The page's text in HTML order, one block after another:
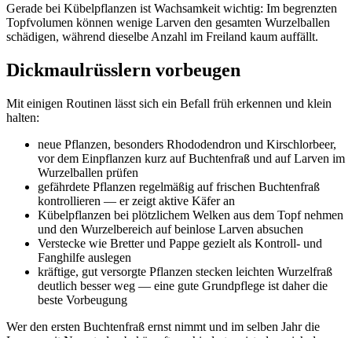
Gerade bei Kübelpflanzen ist Wachsamkeit wichtig: Im begrenzten
Topfvolumen können wenige Larven den gesamten Wurzelballen
schädigen, während dieselbe Anzahl im Freiland kaum auffällt.
Dickmaulrüsslern vorbeugen
Mit einigen Routinen lässt sich ein Befall früh erkennen und klein
halten:
neue Pflanzen, besonders Rhododendron und Kirschlorbeer,
vor dem Einpflanzen kurz auf Buchtenfraß und auf Larven im
Wurzelballen prüfen
gefährdete Pflanzen regelmäßig auf frischen Buchtenfraß
kontrollieren — er zeigt aktive Käfer an
Kübelpflanzen bei plötzlichem Welken aus dem Topf nehmen
und den Wurzelbereich auf beinlose Larven absuchen
Verstecke wie Bretter und Pappe gezielt als Kontroll- und
Fanghilfe auslegen
kräftige, gut versorgte Pflanzen stecken leichten Wurzelfraß
deutlich besser weg — eine gute Grundpflege ist daher die
beste Vorbeugung
Wer den ersten Buchtenfraß ernst nimmt und im selben Jahr die